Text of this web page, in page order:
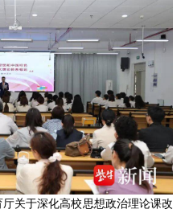
关于深化高校思想政治理论课改